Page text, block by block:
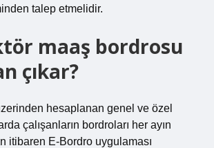
talep etmelidir.
maaş bordrosu
çıkar?
hesaplanan genel ve özel
çalışanların bordroları her ayın
itibaren E-Bordro uygulaması